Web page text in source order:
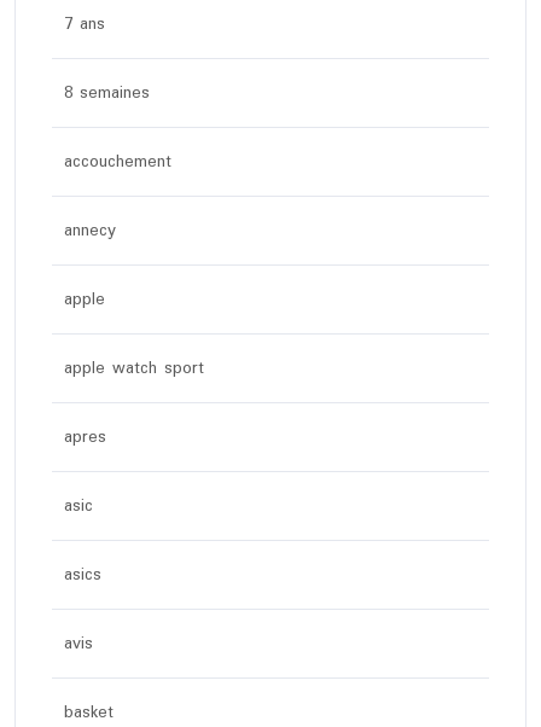
7 ans
8 semaines
accouchement
annecy
apple
apple watch sport
apres
asic
asics
avis
basket